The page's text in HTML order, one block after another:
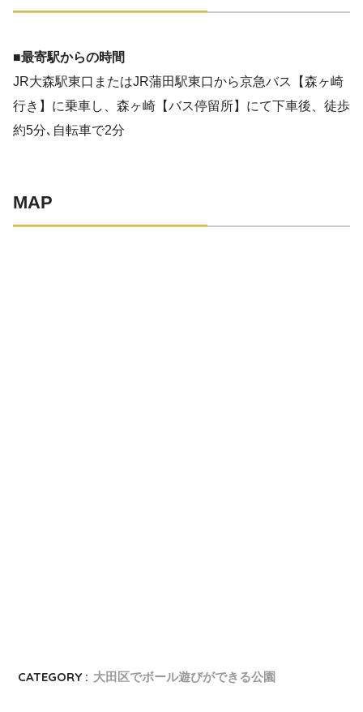
■最寄駅からの時間
JR大森駅東口またはJR蒲田駅東口から京急バス【森ヶ崎
行き】に乗車し、森ヶ崎【バス停留所】にて下車後、徒歩
約5分､自転車で2分
MAP
CATEGORY : 大田区でボール遊びができる公園